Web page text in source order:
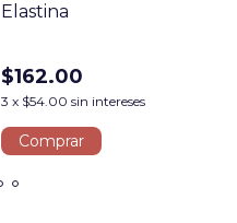
Elastina
$162.00
3 x $54.00 sin intereses
Comprar